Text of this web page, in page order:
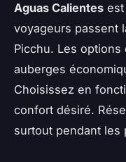
Aguas Calientes
voyageurs passent
Picchu. Les
auberges
Choisissez en
confort désiré.
surtout pendant les